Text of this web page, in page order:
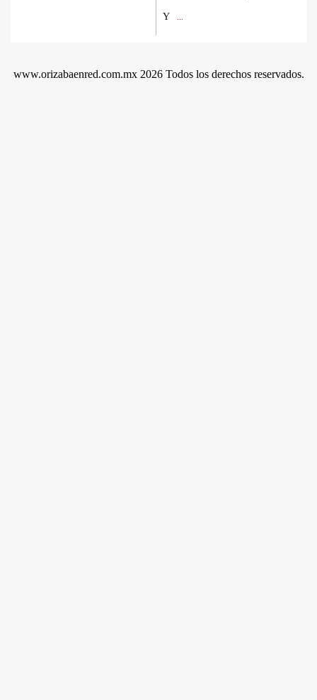
Y
www.orizabaenred.com.mx 2026 Todos los derechos reservados.